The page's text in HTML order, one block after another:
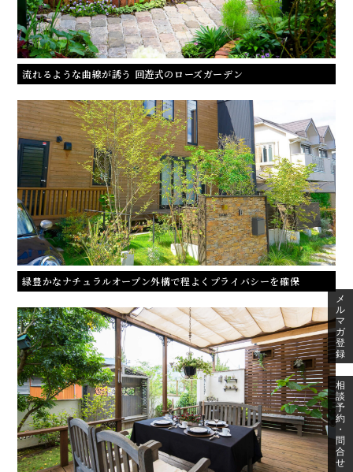
流れるような曲線が誘う 回遊式のローズガーデン
緑豊かなナチュラルオープン外構で程よくプライバシーを確保
メ
ル
マ
ガ
登
録
相
談
予
約
・
問
合
せ